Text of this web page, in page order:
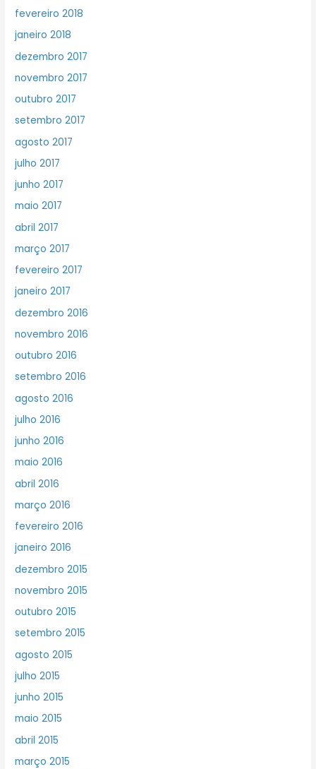
fevereiro 2018
janeiro 2018
dezembro 2017
novembro 2017
outubro 2017
setembro 2017
agosto 2017
julho 2017
junho 2017
maio 2017
abril 2017
março 2017
fevereiro 2017
janeiro 2017
dezembro 2016
novembro 2016
outubro 2016
setembro 2016
agosto 2016
julho 2016
junho 2016
maio 2016
abril 2016
março 2016
fevereiro 2016
janeiro 2016
dezembro 2015
novembro 2015
outubro 2015
setembro 2015
agosto 2015
julho 2015
junho 2015
maio 2015
abril 2015
março 2015